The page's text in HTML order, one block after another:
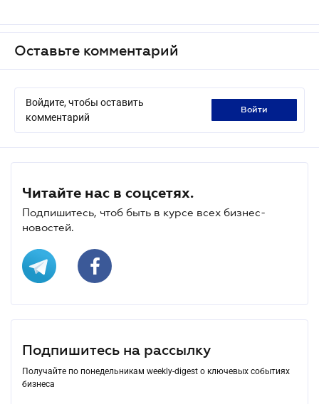
Оставьте комментарий
Войдите, чтобы оставить
комментарий
войти
Читайте нас в соцсетях.
Подпишитесь, чтоб быть в курсе всех бизнес-
новостей.
Подпишитесь на рассылку
Получайте по понедельникам weekly-digest о ключевых событиях
бизнеса